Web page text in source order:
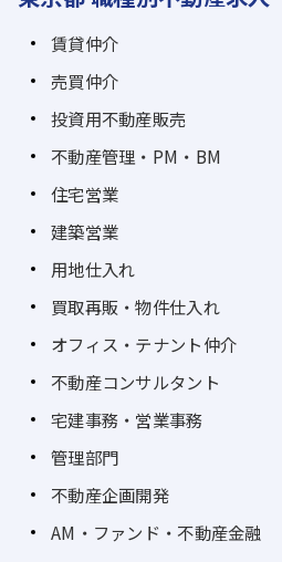
賃貸仲介
売買仲介
投資用不動産販売
不動産管理・PM・BM
住宅営業
建築営業
用地仕入れ
買取再販・物件仕入れ
オフィス・テナント仲介
不動産コンサルタント
宅建事務・営業事務
管理部門
不動産企画開発
AM・ファンド・不動産金融